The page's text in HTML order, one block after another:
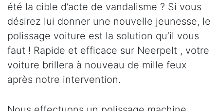
été la cible d’acte de vandalisme ? Si vous
désirez lui donner une nouvelle jeunesse, le
polissage voiture est la solution qu’il vous
faut ! Rapide et efficace sur Neerpelt , votre
voiture brillera à nouveau de mille feux
après notre intervention.